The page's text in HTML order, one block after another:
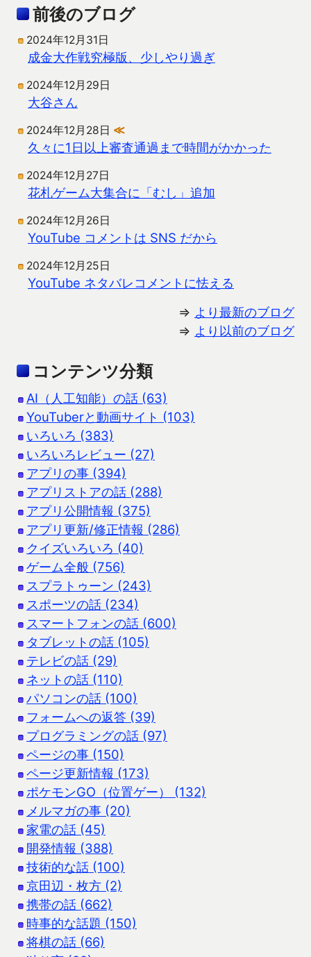
前後のブログ
2024年12月31日
成金大作戦究極版、少しやり過ぎ
2024年12月29日
大谷さん
2024年12月28日 ≪
久々に1日以上審査通過まで時間がかかった
2024年12月27日
花札ゲーム大集合に「むし」追加
2024年12月26日
YouTube コメントは SNS だから
2024年12月25日
YouTube ネタバレコメントに怯える
⇒ より最新のブログ
⇒ より以前のブログ
コンテンツ分類
AI（人工知能）の話 (63)
YouTuberと動画サイト (103)
いろいろ (383)
いろいろレビュー (27)
アプリの事 (394)
アプリストアの話 (288)
アプリ公開情報 (375)
アプリ更新/修正情報 (286)
クイズいろいろ (40)
ゲーム全般 (756)
スプラトゥーン (243)
スポーツの話 (234)
スマートフォンの話 (600)
タブレットの話 (105)
テレビの話 (29)
ネットの話 (110)
パソコンの話 (100)
フォームへの返答 (39)
プログラミングの話 (97)
ページの事 (150)
ページ更新情報 (173)
ポケモンGO（位置ゲー） (132)
メルマガの事 (20)
家電の話 (45)
開発情報 (388)
技術的な話 (100)
京田辺・枚方 (2)
携帯の話 (662)
時事的な話題 (150)
将棋の話 (66)